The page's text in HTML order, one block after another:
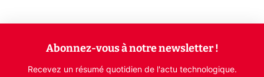
Abonnez-vous à notre newsletter !
Recevez un résumé quotidien de l'actu technologique.